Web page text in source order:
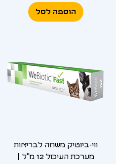
הוספה לסל
ווי-ביוטיק משחה לבריאות
מערכת העיכול 12 מ"ל |